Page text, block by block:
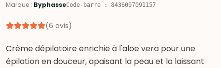
Marque : ByphasseCode-barre : 8436097091157
(6 avis)
Crème dépilatoire enrichie à l'aloe vera pour une
épilation en douceur, apaisant la peau et la laissant